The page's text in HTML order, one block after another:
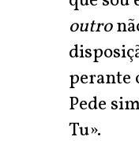
outro
perante
Pede
Tu».